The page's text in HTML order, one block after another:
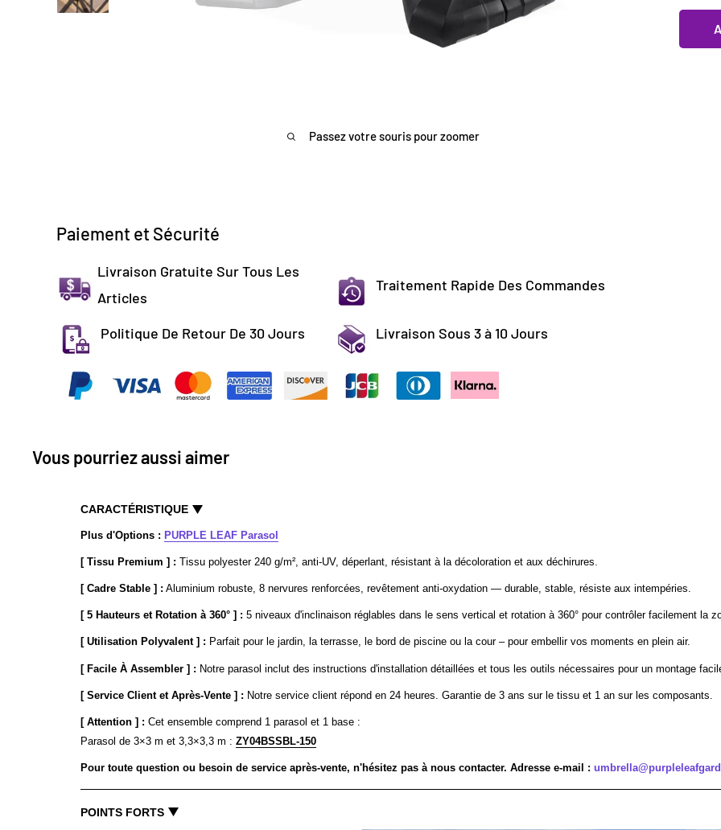
Passez votre souris pour zoomer
Paiement et Sécurité
Livraison Gratuite Sur Tous Les
Articles
Traitement Rapide Des Commandes
Politique De Retour De 30 Jours Livraison Sous 3 à 10 Jours
Vous pourriez aussi aimer
CARACTÉRISTIQUE
Plus d'Options : PURPLE LEAF Parasol
[ Tissu Premium ] : Tissu polyester 240 g/m², anti-UV, déperlant, résistant à la décoloration et aux déchirures.
[ Cadre Stable ] : Aluminium robuste, 8 nervures renforcées, revêtement anti-oxydation — durable, stable, résiste aux intempéries.
[ 5 Hauteurs et Rotation à 360° ] : 5 niveaux d'inclinaison réglables dans le sens vertical et rotation à 360° pour contrôler facilement la
[ Utilisation Polyvalent ] : Parfait pour le jardin, la terrasse, le bord de piscine ou la cour – pour embellir vos moments en plein air.
[ Facile À Assembler ] : Notre parasol inclut des instructions d'installation détaillées et tous les outils nécessaires pour un montage
[ Service Client et Après-Vente ] : Notre service client répond en 24 heures. Garantie de 3 ans sur le tissu et 1 an sur les composants.
[ Attention ] : Cet ensemble comprend 1 parasol et 1 base :
Parasol de 3×3 m et 3,3×3,3 m : ZY04BSSBL-150
Pour toute question ou besoin de service après-vente, n'hésitez pas à nous contacter. Adresse e-mail :
POINTS FORTS